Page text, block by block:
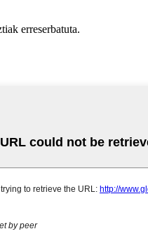
erreserbatuta.